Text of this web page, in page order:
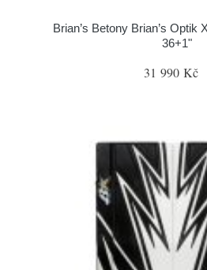
Brian’s Betony Brian’s Optik
36+1"
31 990 Kč